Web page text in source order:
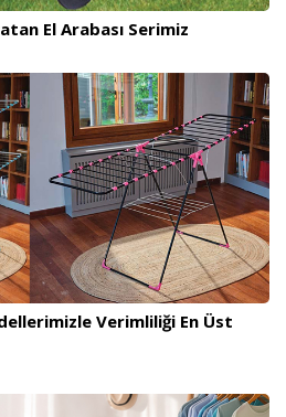
El Arabası Serimiz
Verimliliği En Üst